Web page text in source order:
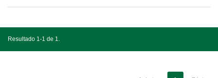
Resultado 1-1 de 1.